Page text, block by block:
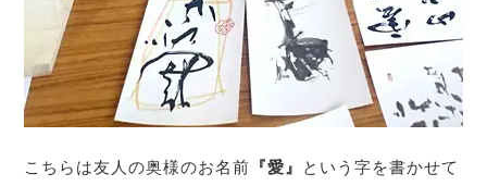
こちらは友人の奥様のお名前 『愛』
という字を書かせて